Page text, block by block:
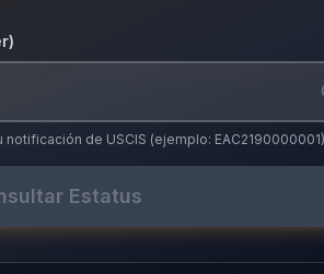
de USCIS (ejemplo: EAC2190000001)
Estatus